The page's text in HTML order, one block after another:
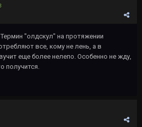
"олдскул" на протяжении
все, кому не лень, а в
еще более нелепо. Особенно не жду,
получится.